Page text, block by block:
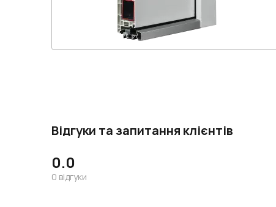
Відгуки та запитання клієнтів
0.0
0 відгуки